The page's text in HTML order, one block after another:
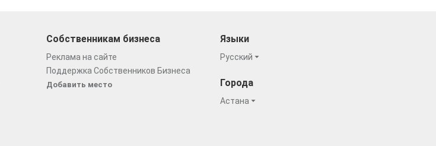
Собственникам бизнеса
Реклама на сайте
Поддержка Собственников Бизнеса
Добавить место
Языки
Русский
Города
Астана